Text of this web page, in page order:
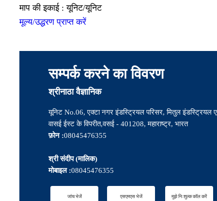
माप की इकाई : यूनिट/यूनिट
मूल्य/उद्धरण प्राप्त करें
सम्पर्क करने का विवरण
श्रीनाठा वैज्ञानिक
यूनिट No.06, एक्टा नगर इंडस्ट्रियल परिसर, मितुल इंडस्ट्रियल
वासई ईस्ट के विपरीत,वसई - 401208, महाराष्ट्र, भारत
फ़ोन :08045476355
श्री संदीप(मालिक)
मोबाइल :08045476355
जांच भेजें एसएमएस भेजें मुझे निःशुल्क कॉल करें